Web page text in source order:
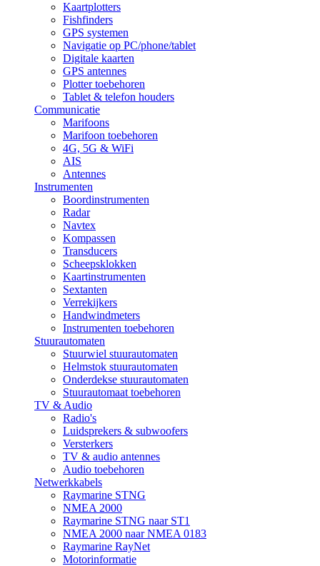
Kaartplotters
Fishfinders
GPS systemen
Navigatie op PC/phone/tablet
Digitale kaarten
GPS antennes
Plotter toebehoren
Tablet & telefon houders
Communicatie
Marifoons
Marifoon toebehoren
4G, 5G & WiFi
AIS
Antennes
Instrumenten
Boordinstrumenten
Radar
Navtex
Kompassen
Transducers
Scheepsklokken
Kaartinstrumenten
Sextanten
Verrekijkers
Handwindmeters
Instrumenten toebehoren
Stuurautomaten
Stuurwiel stuurautomaten
Helmstok stuurautomaten
Onderdekse stuurautomaten
Stuurautomaat toebehoren
TV & Audio
Radio's
Luidsprekers & subwoofers
Versterkers
TV & audio antennes
Audio toebehoren
Netwerkkabels
Raymarine STNG
NMEA 2000
Raymarine STNG naar ST1
NMEA 2000 naar NMEA 0183
Raymarine RayNet
Motorinformatie